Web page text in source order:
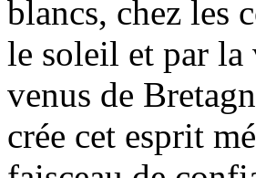
blancs, chez les
le soleil et par la
venus de
crée cet esprit